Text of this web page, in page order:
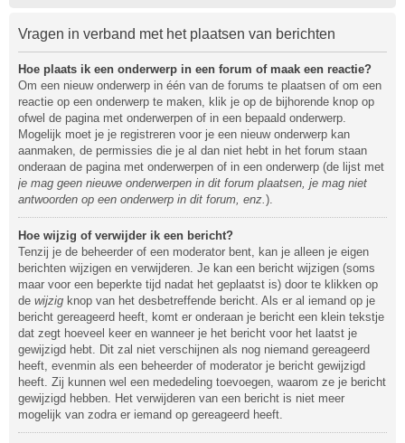
Vragen in verband met het plaatsen van berichten
Hoe plaats ik een onderwerp in een forum of maak een reactie?
Om een nieuw onderwerp in één van de forums te plaatsen of om een
reactie op een onderwerp te maken, klik je op de bijhorende knop op
ofwel de pagina met onderwerpen of in een bepaald onderwerp.
Mogelijk moet je je registreren voor je een nieuw onderwerp kan
aanmaken, de permissies die je al dan niet hebt in het forum staan
onderaan de pagina met onderwerpen of in een onderwerp (de lijst met
je mag geen nieuwe onderwerpen in dit forum plaatsen, je mag niet
antwoorden op een onderwerp in dit forum, enz.).
Hoe wijzig of verwijder ik een bericht?
Tenzij je de beheerder of een moderator bent, kan je alleen je eigen
berichten wijzigen en verwijderen. Je kan een bericht wijzigen (soms
maar voor een beperkte tijd nadat het geplaatst is) door te klikken op
de wijzig knop van het desbetreffende bericht. Als er al iemand op je
bericht gereageerd heeft, komt er onderaan je bericht een klein tekstje
dat zegt hoeveel keer en wanneer je het bericht voor het laatst je
gewijzigd hebt. Dit zal niet verschijnen als nog niemand gereageerd
heeft, evenmin als een beheerder of moderator je bericht gewijzigd
heeft. Zij kunnen wel een mededeling toevoegen, waarom ze je bericht
gewijzigd hebben. Het verwijderen van een bericht is niet meer
mogelijk van zodra er iemand op gereageerd heeft.